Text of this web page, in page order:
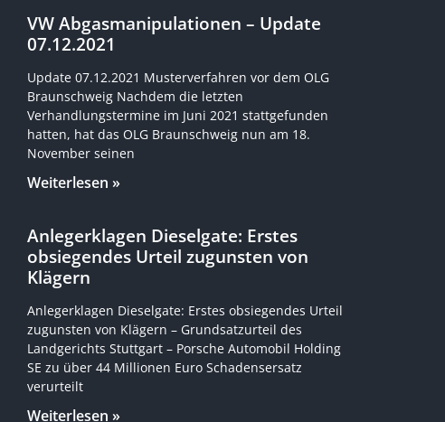
VW Abgasmanipulationen – Update
07.12.2021
Update 07.12.2021 Musterverfahren vor dem OLG
Braunschweig Nachdem die letzten
Verhandlungstermine im Juni 2021 stattgefunden
hatten, hat das OLG Braunschweig nun am 18.
November seinen
Weiterlesen »
Anlegerklagen Dieselgate: Erstes
obsiegendes Urteil zugunsten von
Klägern
Anlegerklagen Dieselgate: Erstes obsiegendes Urteil
zugunsten von Klägern – Grundsatzurteil des
Landgerichts Stuttgart – Porsche Automobil Holding
SE zu über 44 Millionen Euro Schadensersatz
verurteilt
Weiterlesen »